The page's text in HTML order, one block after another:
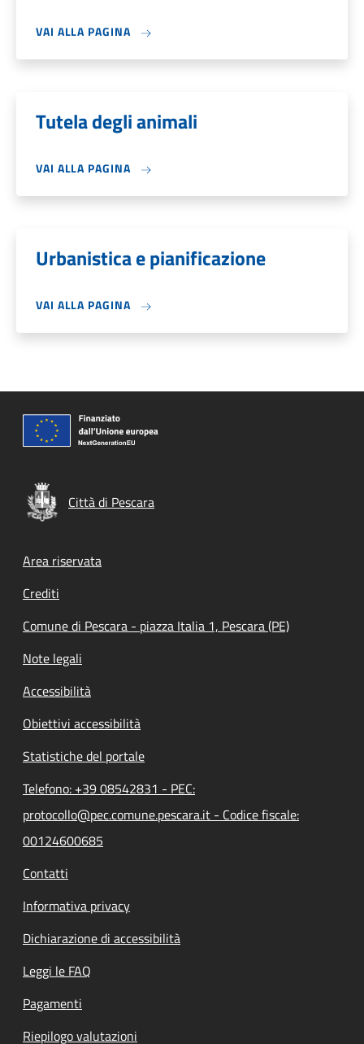
VAI ALLA PAGINA
Tutela degli animali
VAI ALLA PAGINA
Urbanistica e pianificazione
VAI ALLA PAGINA
Città di Pescara
Footer menu
Area riservata
Crediti
Comune di Pescara - piazza Italia 1, Pescara (PE)
Note legali
Accessibilità
Obiettivi accessibilità
Statistiche del portale
Telefono: +39 08542831 - PEC:
protocollo@pec.comune.pescara.it - Codice fiscale:
00124600685
Contatti
Informativa privacy
Dichiarazione di accessibilità
Leggi le FAQ
Pagamenti
Riepilogo valutazioni